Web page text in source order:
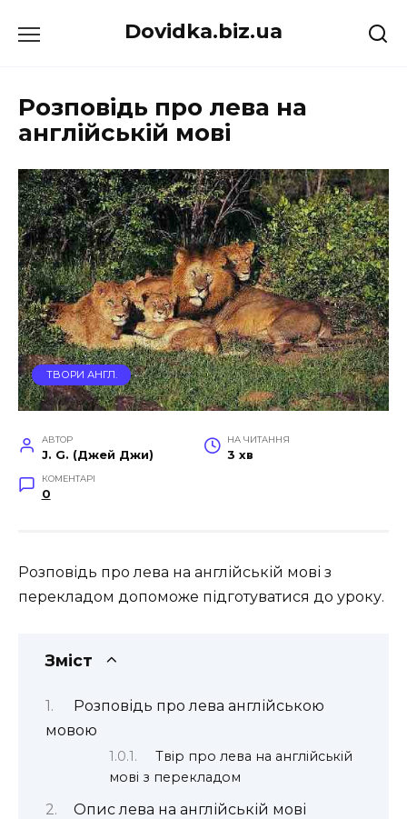
до
Dovidka.biz.ua
Розповідь про лева на
англійській мові
ТВОРИ АНГЛ.
АВТОР
J. G. (Джей Джи)
НА ЧИТАННЯ
3 хв
КОМЕНТАРІ
0
Розповідь про лева на англійській мові з
перекладом допоможе підготуватися до уроку.
Зміст
Розповідь про лева англійською
мовою
Твір про лева на англійській
мові з перекладом
Опис лева на англійській мові